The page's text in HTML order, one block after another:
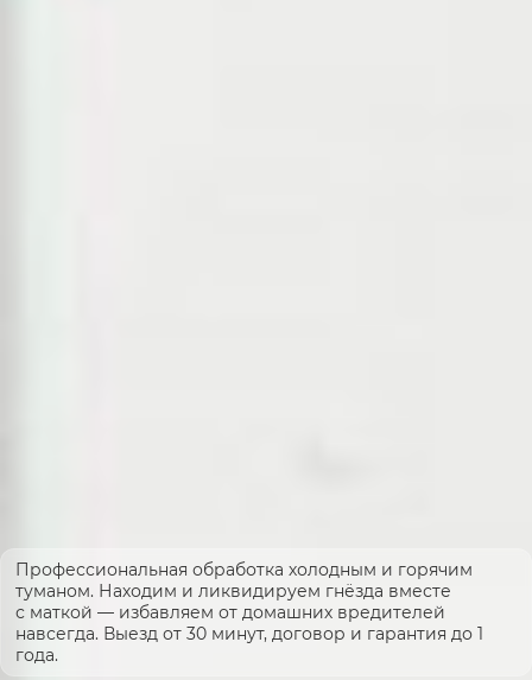
Профессиональная обработка холодным и горячим
туманом. Находим и ликвидируем гнёзда вместе
с маткой — избавляем от домашних вредителей
навсегда. Выезд от 30 минут, договор и гарантия до 1
года.